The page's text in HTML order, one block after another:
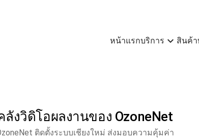
หน้าแรกบริการ expand_more สินค้
ลังวิดิโอผลงานของ OzoneNet
ติดตั้งระบบเชียงใหม่ ส่งมอบความคุ้มค่า